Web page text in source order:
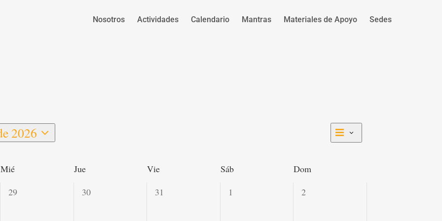
Nosotros Actividades Calendario Mantras Materiales de Apoyo Sedes
Navegación
Navegación
de
Mes
2026
Mié Jue Vie Sáb
Dom
0
29
0
30
0
31
01
0
2